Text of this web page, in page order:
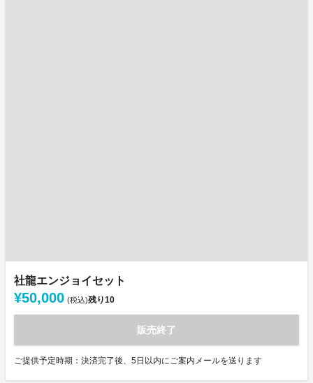
社龍エンジョイセット
¥50,000 (税込)残り10
販売終了
ご提供予定時期：決済完了後、5日以内にご案内メールを送ります